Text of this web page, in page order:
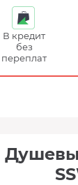
В кредит
без
переплат